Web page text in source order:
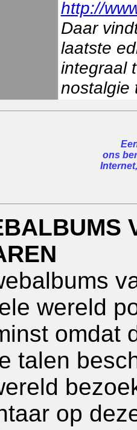
http://
Daar
laatste
integraal
nostalgie
ons
wereld
omdat
talen
op